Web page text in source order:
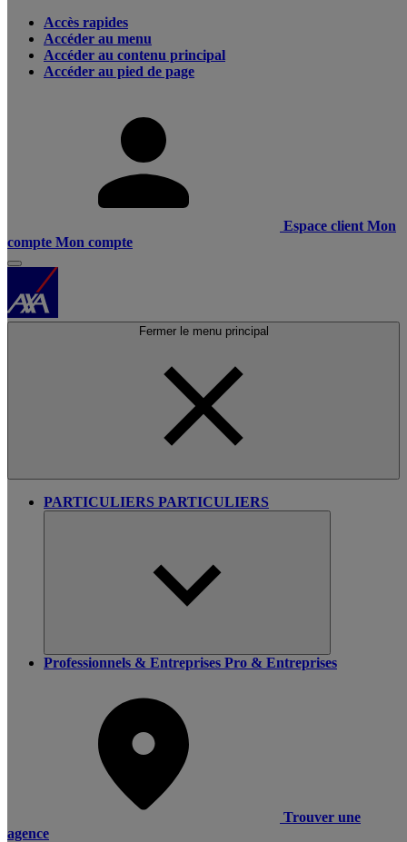
Accès rapides
Accéder au menu
Accéder au contenu principal
Accéder au pied de page
Espace client Mon
compte Mon compte
Fermer le menu principal
PARTICULIERS PARTICULIERS
Professionnels & Entreprises Pro & Entreprises
Trouver une
agence